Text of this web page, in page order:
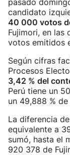
pasado
candidato
40 000 votos
Fujimori, en las
votos emitidos
Según cifras
Procesos
3,42 % del
Perú tiene un
un 49,888 %
La diferencia
equivalente a
sumó, hasta el
920 378 de